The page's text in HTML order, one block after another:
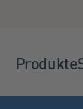
Produkte